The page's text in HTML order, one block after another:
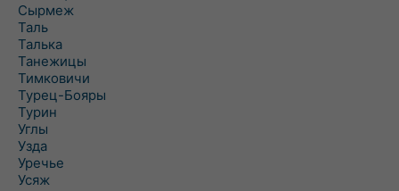
Сырмеж
Таль
Талька
Танежицы
Тимковичи
Турец-Бояры
Турин
Углы
Узда
Уречье
Усяж